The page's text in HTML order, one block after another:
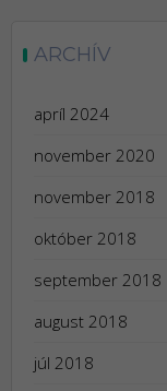
ARCHÍV
apríl 2024
november 2020
november 2018
október 2018
september 2018
august 2018
júl 2018